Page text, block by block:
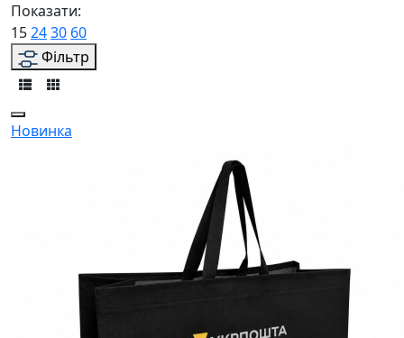
Показати:
152430 60
Фільтр
Новинка